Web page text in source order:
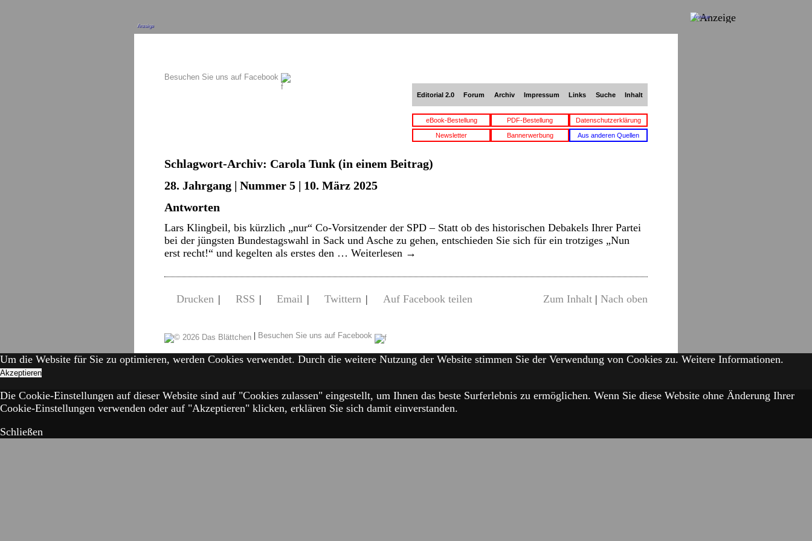
Anzeige
Besuchen Sie uns auf Facebook
Editorial 2.0 Forum Archiv Impressum Links Suche Inhalt
eBook-Bestellung PDF-Bestellung Datenschutzerklärung
Newsletter Bannerwerbung Aus anderen Quellen
Schlagwort-Archiv: Carola Tunk (in einem Beitrag)
28. Jahrgang | Nummer 5 | 10. März 2025
Antworten
Lars Klingbeil, bis kürzlich „nur“ Co-Vorsitzender der SPD – Statt ob des historischen Debakels Ihrer Partei
bei der jüngsten Bundestagswahl in Sack und Asche zu gehen, entschieden Sie sich für ein trotziges „Nun
erst recht!“ und kegelten als erstes den … Weiterlesen →
Drucken | RSS | Email | Twittern | Auf Facebook teilen Zum Inhalt | Nach oben
| Besuchen Sie uns auf Facebook
Anzeige
Um die Website für Sie zu optimieren, werden Cookies verwendet. Durch die weitere Nutzung der Website stimmen Sie der Verwendung von Cookies zu. Weitere Informationen.
Akzeptieren
Die Cookie-Einstellungen auf dieser Website sind auf "Cookies zulassen" eingestellt, um Ihnen das beste Surferlebnis zu ermöglichen. Wenn Sie diese Website ohne Änderung Ihrer
Cookie-Einstellungen verwenden oder auf "Akzeptieren" klicken, erklären Sie sich damit einverstanden.
Schließen